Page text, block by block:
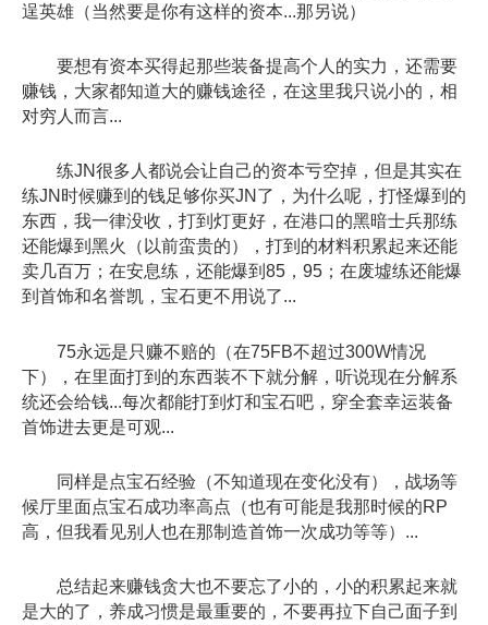
逞英雄（当然要是你有这样的资本...那另说）
要想有资本买得起那些装备提高个人的实力，还需要
赚钱，大家都知道大的赚钱途径，在这里我只说小的，相
对穷人而言...
练JN很多人都说会让自己的资本亏空掉，但是其实在
练JN时候赚到的钱足够你买JN了，为什么呢，打怪爆到的
东西，我一律没收，打到灯更好，在港口的黑暗士兵那练
还能爆到黑火（以前蛮贵的），打到的材料积累起来还能
卖几百万；在安息练，还能爆到85，95；在废墟练还能爆
到首饰和名誉凯，宝石更不用说了...
75永远是只赚不赔的（在75FB不超过300W情况
下），在里面打到的东西装不下就分解，听说现在分解系
统还会给钱...每次都能打到灯和宝石吧，穿全套幸运装备
首饰进去更是可观...
同样是点宝石经验（不知道现在变化没有），战场等
候厅里面点宝石成功率高点（也有可能是我那时候的RP
高，但我看见别人也在那制造首饰一次成功等等）...
总结起来赚钱贪大也不要忘了小的，小的积累起来就
是大的了，养成习惯是最重要的，不要再拉下自己面子到